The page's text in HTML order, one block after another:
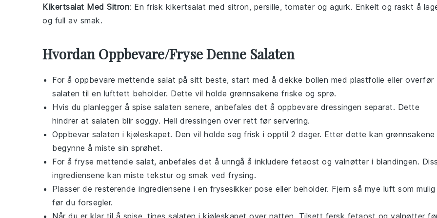
Kikertsalat Med Sitron: En frisk kikertsalat med sitron, persille, tomater og agurk. Enkelt og raskt å
og full av smak.
Hvordan Oppbevare/Fryse Denne Salaten
For å oppbevare mettende salat på sitt beste, start med å dekke bollen med plastfolie eller overfør
salaten til en lufttett beholder. Dette vil holde grønnsakene friske og sprø.
Hvis du planlegger å spise salaten senere, anbefales det å oppbevare dressingen separat. Dette
hindrer at salaten blir soggy. Hell dressingen over rett før servering.
Oppbevar salaten i kjøleskapet. Den vil holde seg frisk i opptil 2 dager. Etter dette kan grønnsakene
begynne å miste sin sprøhet.
For å fryse mettende salat, anbefales det å unngå å inkludere fetaost og valnøtter i blandingen.
ingrediensene kan miste tekstur og smak ved frysing.
Plasser de resterende ingrediensene i en frysesikker pose eller beholder. Fjern så mye luft som mulig
før du forsegler.